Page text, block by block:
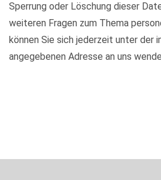
Sperrung oder Löschung dieser
weiteren Fragen zum Thema
können Sie sich jederzeit unter der
angegebenen Adresse an uns